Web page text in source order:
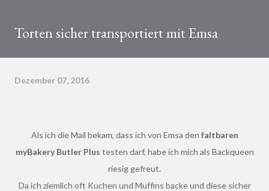
Torten sicher transportiert mit Emsa
Dezember 07, 2016
Als ich die Mail bekam, dass ich von Emsa den faltbaren
myBakery Butler Plus testen darf, habe ich mich als Backqueen
riesig gefreut.
Da ich ziemlich oft Kuchen und Muffins backe und diese sicher